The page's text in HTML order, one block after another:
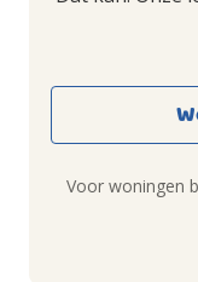
Voor woningen